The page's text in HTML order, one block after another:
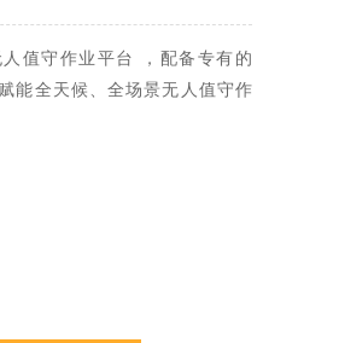
值守作业平台 ，配备专有的
能全天候、全场景无人值守作